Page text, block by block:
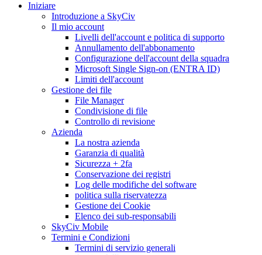
Iniziare
Introduzione a SkyCiv
Il mio account
Livelli dell'account e politica di supporto
Annullamento dell'abbonamento
Configurazione dell'account della squadra
Microsoft Single Sign-on (ENTRA ID)
Limiti dell'account
Gestione dei file
File Manager
Condivisione di file
Controllo di revisione
Azienda
La nostra azienda
Garanzia di qualità
Sicurezza + 2fa
Conservazione dei registri
Log delle modifiche del software
politica sulla riservatezza
Gestione dei Cookie
Elenco dei sub-responsabili
SkyCiv Mobile
Termini e Condizioni
Termini di servizio generali